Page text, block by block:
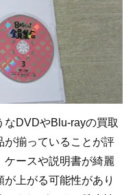
なDVDやBlu-rayの買取
が揃っていることが評
ケースや説明書が綺麗
上がる可能性があり